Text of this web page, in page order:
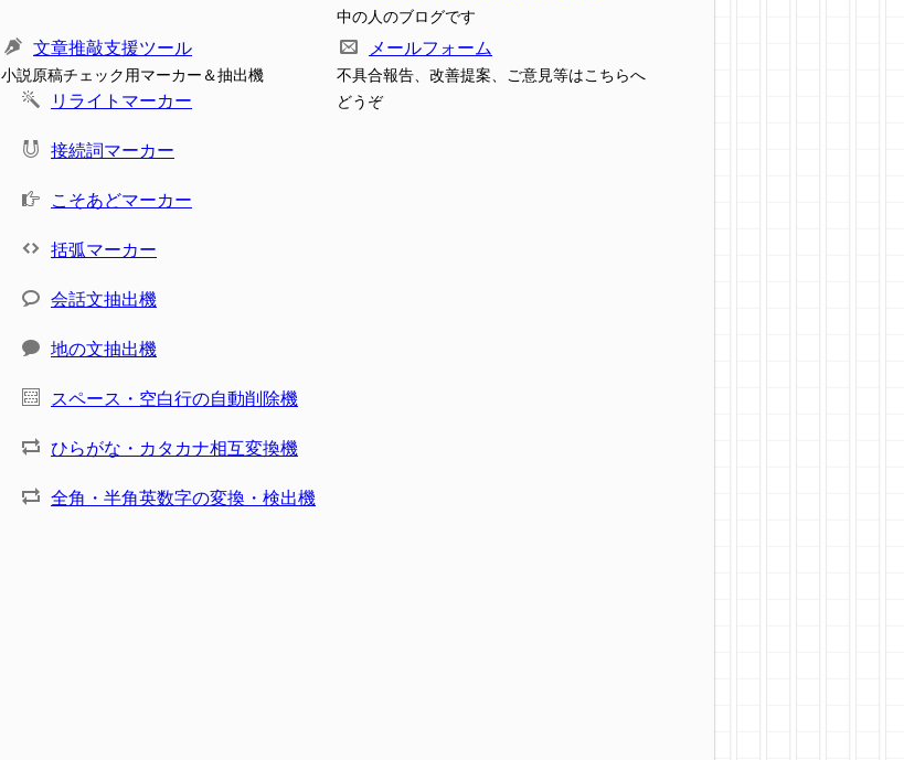
文章推敲支援ツール
小説原稿チェック用マーカー＆抽出機
リライトマーカー
接続詞マーカー
こそあどマーカー
括弧マーカー
会話文抽出機
地の文抽出機
スペース・空白行の自動削除機
ひらがな・カタカナ相互変換機
全角・半角英数字の変換・検出機
中の人のブログです
メールフォーム
不具合報告、改善提案、ご意見等はこちらへ
どうぞ